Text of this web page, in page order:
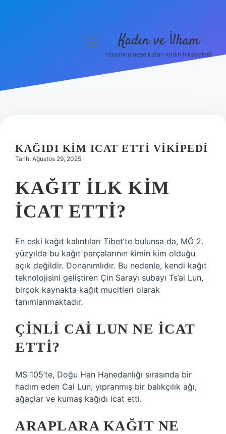
Hakkımızda
menüyü
Kadın ve İlham
Hayatına neşe katan kadın hikayeleri!
KAĞIDI KIM ICAT ETTI VIKIPEDI
Tarih: Ağustos 29, 2025
KAĞIT ILK KIM
ICAT ETTI?
En eski kağıt kalıntıları Tibet’te bulunsa da, MÖ 2.
yüzyılda bu kağıt parçalarının kimin kim olduğu
açık değildir. Donanımlıdır. Bu nedenle, kendi kağıt
teknolojisini geliştiren Çin Sarayı subayı Ts’ai Lun,
birçok kaynakta kağıt mucitleri olarak
tanımlanmaktadır.
ÇINLI CAI LUN NE ICAT
ETTI?
MS 105’te, Doğu Han Hanedanlığı sırasında bir
hadım eden Cai Lun, yıpranmış bir balıkçılık ağı,
ağaçlar ve kumaş kağıdı icat etti.
ARAPLARA KAĞIT NE